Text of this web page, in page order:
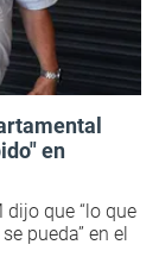
en
que “lo que
pueda” en el